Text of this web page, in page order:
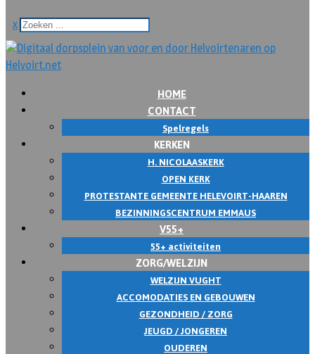
x
HOME
CONTACT
Spelregels
KERKEN
H. NICOLAASKERK
OPEN KERK
PROTESTANTE GEMEENTE HELEVOIRT-HAAREN
BEZINNINGSCENTRUM EMMAUS
V55+
55+ activiteiten
ZORG/WELZIJN
WELZIJN VUGHT
ACCOMODATIES EN GEBOUWEN
GEZONDHEID / ZORG
JEUGD / JONGEREN
OUDEREN